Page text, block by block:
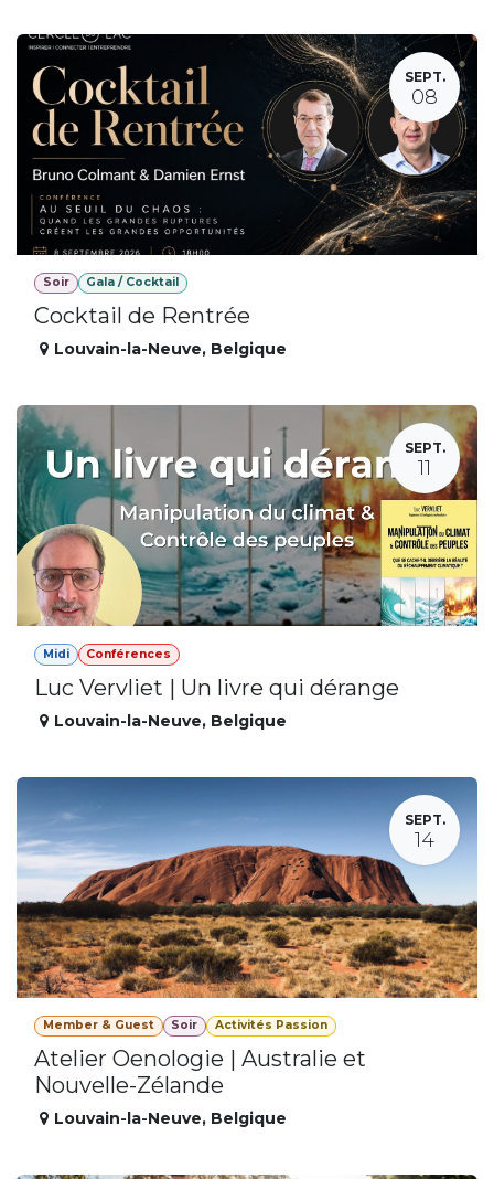
SEPT.
08
Soir Gala / Cocktail
Cocktail de Rentrée
Louvain-la-Neuve, Belgique
SEPT.
11
Midi Conférences
Luc Vervliet | Un livre qui dérange
Louvain-la-Neuve, Belgique
SEPT.
14
Member & Guest Soir Activités Passion
Atelier Oenologie | Australie et
Nouvelle-Zélande
Louvain-la-Neuve, Belgique